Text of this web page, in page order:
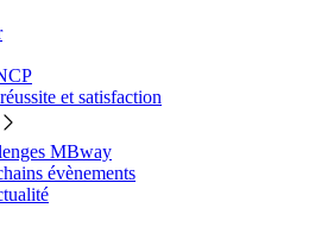
et satisfaction
MBway
évènements